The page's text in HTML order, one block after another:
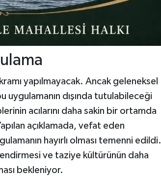
yapılmayacak. Ancak geleneksel
dışında tutulabileceği
acılarını daha sakin bir ortamda
açıklamada, vefat eden
hayırlı olması temenni edildi.
ve taziye kültürünün daha
bekleniyor.